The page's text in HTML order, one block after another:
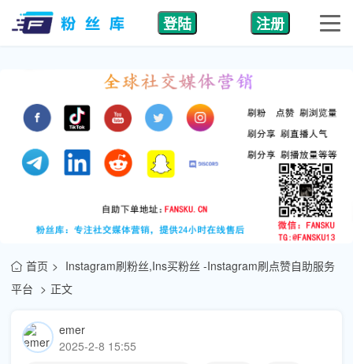
登陆 注册
首页
Instagram刷粉丝,Ins买粉丝 -Instagram刷点赞自助服务
平台
正文
emer
2025-2-8 15:55